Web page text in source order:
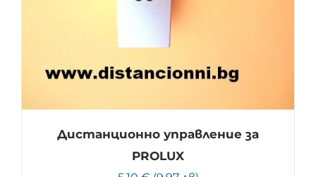
Дистанционно управление за
PROLUX